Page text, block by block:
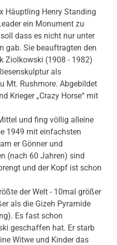
Häuptling Henry Standing
ein Monument zu
dass es nicht nur unter
gab. Sie beauftragten den
Ziolkowski (1908 - 1982)
als
Mt. Rushmore. Abgebildet
Krieger „Crazy Horse“ mit
und fing völlig alleine
1949 mit einfachsten
er Gönner und
(nach 60 Jahren) sind
und der Kopf ist schon
der Welt - 10mal größer
als die Gizeh Pyramide
Es fast schon
geschaffen hat. Er starb
Witwe und Kinder das